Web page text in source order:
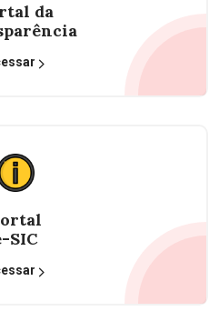
da
SIC